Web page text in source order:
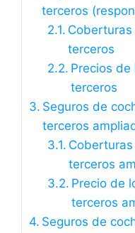
terceros
terceros
Precios de
terceros
Seguros de
terceros
terceros
Precio de
terceros
Seguros de